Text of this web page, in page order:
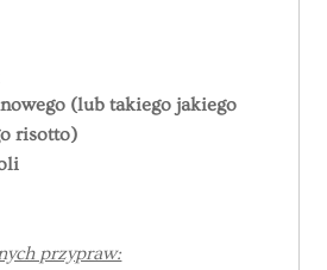
(lub takiego jakiego
risotto)
przypraw: